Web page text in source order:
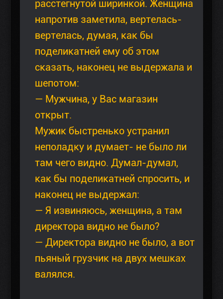
расстегнутой ширинкой. Женщина
напротив заметила, вертелась-
вертелась, думая, как бы
поделикатней ему об этом
сказать, наконец не выдержала и
шепотом:
— Мужчина, у Вас магазин
открыт.
Мужик быстренько устранил
неполадку и думает- не было ли
там чего видно. Думал-думал,
как бы поделикатней спросить, и
наконец не выдержал:
— Я извиняюсь, женщина, а там
директора видно не было?
— Директора видно не было, а вот
пьяный грузчик на двух мешках
валялся.